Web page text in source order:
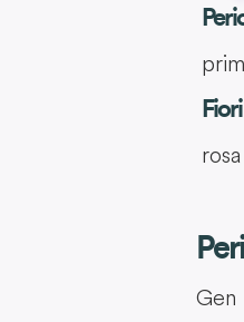
Fiori
rosa
Gen